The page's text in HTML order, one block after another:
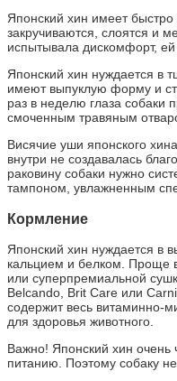
Японский хин имеет
закручиваются, слоятся и
испытывала дискомфорт,
Японский хин нуждается в
имеют выпуклую форму и
раз в неделю глаза собаки
смоченным травяным
Висячие уши японского
внутри не создавалась
раковину собаки нужно
тампоном, увлажненным
Кормление
Японский хин нуждается в
кальцием и белком. Проще
или суперпремиальной
Belcando, Brit Care или
содержит весь витаминно-
для здоровья животного.
Важно! Японский хин очень
питанию. Поэтому собаку